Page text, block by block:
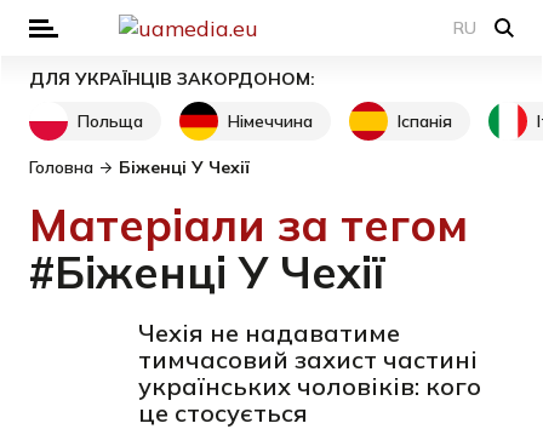
RU
ДЛЯ УКРАЇНЦІВ ЗАКОРДОНОМ:
Польща
Німеччина Іспанія
Головна Біженці У Чехії
Матеріали за тегом
#Біженці У Чехії
Чехія не надаватиме
тимчасовий захист частині
українських чоловіків: кого
це стосується